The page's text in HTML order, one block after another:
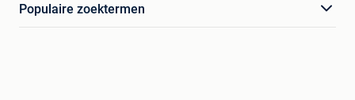
Populaire zoektermen